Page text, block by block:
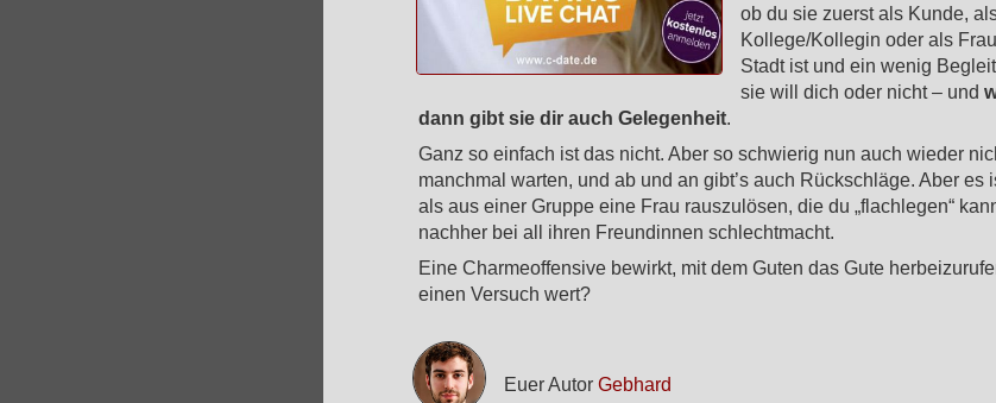
ob du sie zuerst als Kunde,
Kollege/Kollegin oder als
Stadt ist und ein wenig
sie will dich oder nicht – und
dann gibt sie dir auch Gelegenheit.
Ganz so einfach ist das nicht. Aber so schwierig nun auch wieder
manchmal warten, und ab und an gibt’s auch Rückschläge. Aber es
als aus einer Gruppe eine Frau rauszulösen, die du „flachlegen“
nachher bei all ihren Freundinnen schlechtmacht.
Eine Charmeoffensive bewirkt, mit dem Guten das Gute
einen Versuch wert?
Euer Autor Gebhard